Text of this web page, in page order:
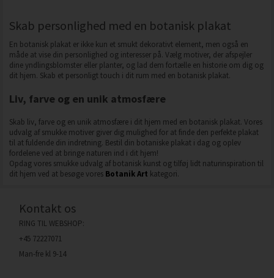
Skab personlighed med en botanisk plakat
En botanisk plakat er ikke kun et smukt dekorativt element, men også en
måde at vise din personlighed og interesser på. Vælg motiver, der afspejler
dine yndlingsblomster eller planter, og lad dem fortælle en historie om dig og
dit hjem. Skab et personligt touch i dit rum med en botanisk plakat.
Liv, farve og en unik atmosfære
Skab liv, farve og en unik atmosfære i dit hjem med en botanisk plakat. Vores
udvalg af smukke motiver giver dig mulighed for at finde den perfekte plakat
til at fuldende din indretning. Bestil din botaniske plakat i dag og oplev
fordelene ved at bringe naturen ind i dit hjem!
Opdag vores smukke udvalg af botanisk kunst og tilføj lidt naturinspiration til
dit hjem ved at besøge vores Botanik Art kategori.
Kontakt os
RING TIL WEBSHOP:
+45 72227071
Man-fre kl 9-14